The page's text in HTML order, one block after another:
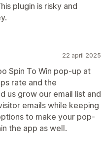
plugin is risky and
22 april 2025
Spin To Win pop-up at
rate and the
us grow our email list and
emails while keeping
to make your pop-
the app as well.